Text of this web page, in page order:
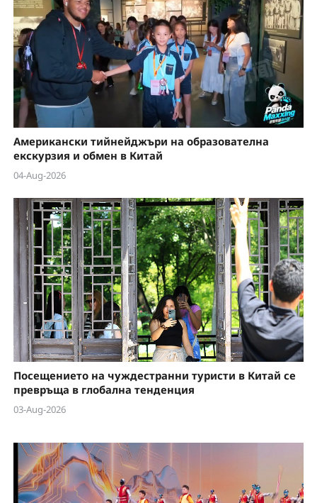
Американски тийнейджъри на образователна
екскурзия и обмен в Китай
04-Aug-2026
Посещението на чуждестранни туристи в Китай се
превръща в глобална тенденция
03-Aug-2026